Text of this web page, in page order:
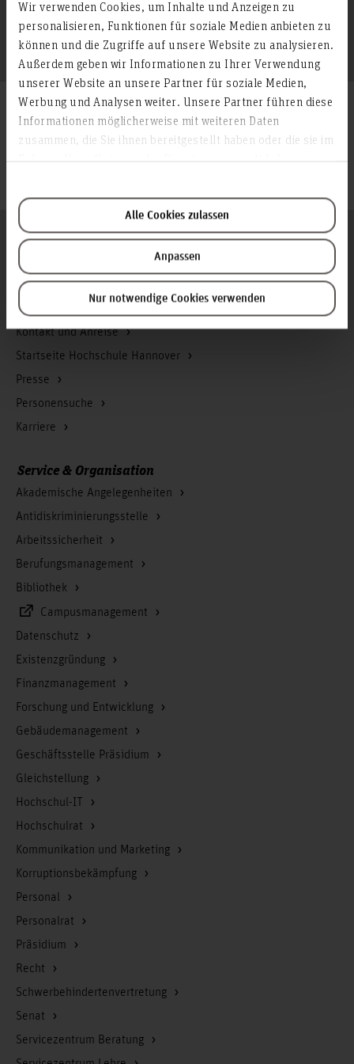
Wir verwenden Cookies, um Inhalte und Anzeigen zu
personalisieren, Funktionen für soziale Medien anbieten zu
können und die Zugriffe auf unsere Website zu analysieren.
Außerdem geben wir Informationen zu Ihrer Verwendung
unserer Website an unsere Partner für soziale Medien,
Werbung und Analysen weiter. Unsere Partner führen diese
Informationen möglicherweise mit weiteren Daten
zusammen, die Sie ihnen bereitgestellt haben oder die sie im
Alle Cookies zulassen
Anpassen
Nur notwendige Cookies verwenden
Studiengangsleitung des berufsbegleitenden
Studiengangs Soziale Arbeit
Praxisgremium
Veröffentlichungen und mehr...
Bremer, Christian (2023): Diversität als Thema in
sozialpsychiatrischen Teams und Institutionen. Der Nutzen
für (queere) Adressat:innen der Sozialpsychiatrie und
Anforderungen an die Fachkräfte. In: Sozialpsychiatrische
Informationen, 3/2023, S. 28-32.
Zum Seitenanfang
Infos zur Hochschule
Kontakt und Anreise
Startseite Hochschule Hannover
Presse
Personensuche
Karriere
Folgen Sie uns
Service & Organisation
Akademische Angelegenheiten
Antidiskriminierungsstelle
Arbeitssicherheit
Berufungsmanagement
Bibliothek
Campusmanagement
Datenschutz
Existenzgründung
Finanzmanagement
Forschung und Entwicklung
Gebäudemanagement
Geschäftsstelle Präsidium
Gleichstellung
Hochschul-IT
Hochschulrat
Kommunikation und Marketing
Korruptionsbekämpfung
Personal
Personalrat
Präsidium
Recht
Schwerbehindertenvertretung
Senat
Servicezentrum Beratung